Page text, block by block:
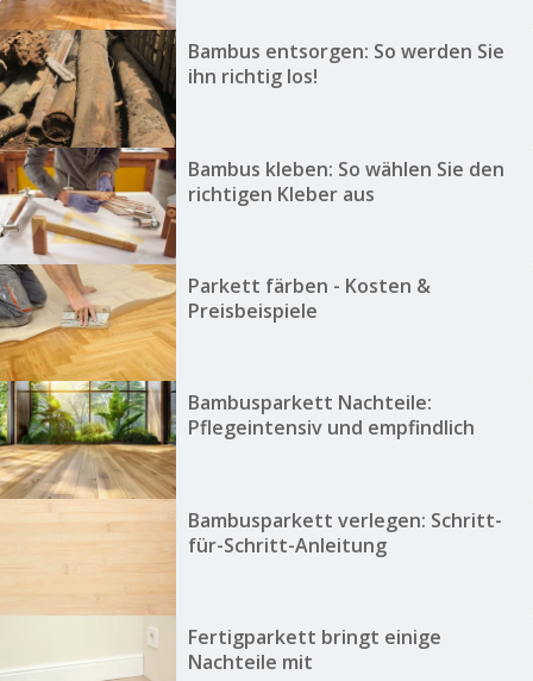
Bambus entsorgen: So werden Sie
ihn richtig los!
Bambus kleben: So wählen Sie den
richtigen Kleber aus
Parkett färben - Kosten &
Preisbeispiele
Bambusparkett Nachteile:
Pflegeintensiv und empfindlich
Bambusparkett verlegen: Schritt-
für-Schritt-Anleitung
Fertigparkett bringt einige
Nachteile mit